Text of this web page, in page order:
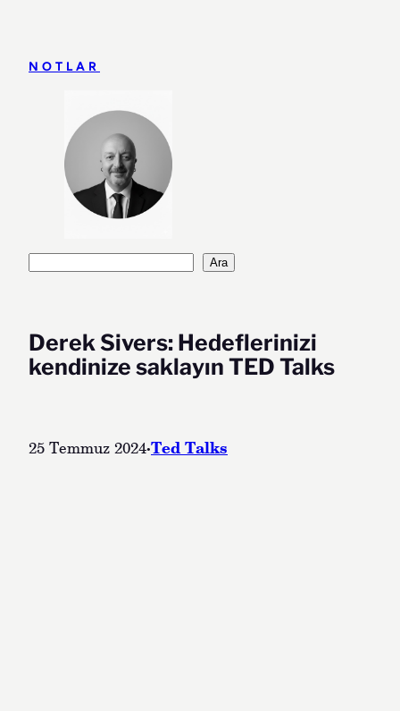
NOTLAR
Ara
Derek Sivers: Hedeflerinizi
kendinize saklayın TED Talks
25 Temmuz 2024·Ted Talks